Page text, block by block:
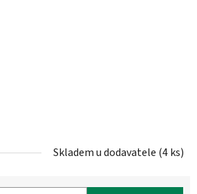
Skladem u dodavatele (4 ks)